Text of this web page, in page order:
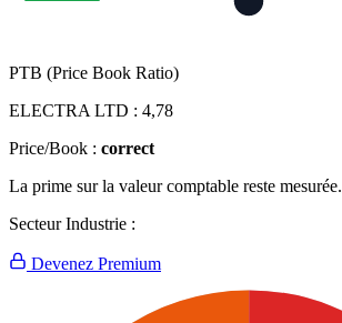
PTB (Price Book Ratio)
ELECTRA LTD : 4,78
Price/Book : correct
La prime sur la valeur comptable reste mesurée.
Secteur Industrie :
Devenez Premium